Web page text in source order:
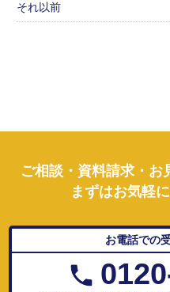
それ以前
ご相談・資料請求・お
まずはお気軽
お電話での